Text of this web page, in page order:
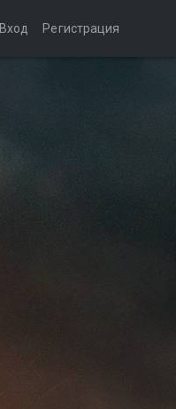
Вход Регистрация